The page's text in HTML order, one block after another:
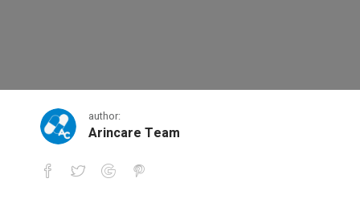
481649author:
Arincare Team